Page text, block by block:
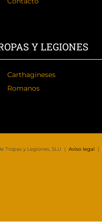
Y LEGIONES
Carthagineses
Romanos
Tropas y Legiones, SLU | Aviso legal |